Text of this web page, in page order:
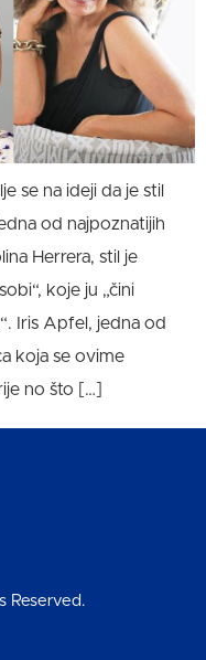
se na ideji da je stil
od najpoznatijih
Herrera, stil je
koje ju „čini
Iris Apfel, jedna od
koja se ovime
no što […]
Reserved.